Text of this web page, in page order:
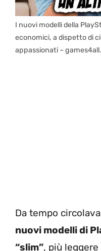
I nuovi modelli della
economici, a dispetto di
appassionati –
Da tempo
nuovi modelli di
“slim”, più